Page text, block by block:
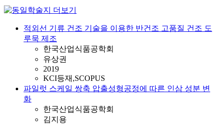
적외선 기류 건조 기술을 이용한 반건조 고품질 건조 도
루묵 제조
한국산업식품공학회
유상권
2019
KCI등재,SCOPUS
파일럿 스케일 쌍축 압출성형공정에 따른 인삼 성분 변
화
한국산업식품공학회
김지용